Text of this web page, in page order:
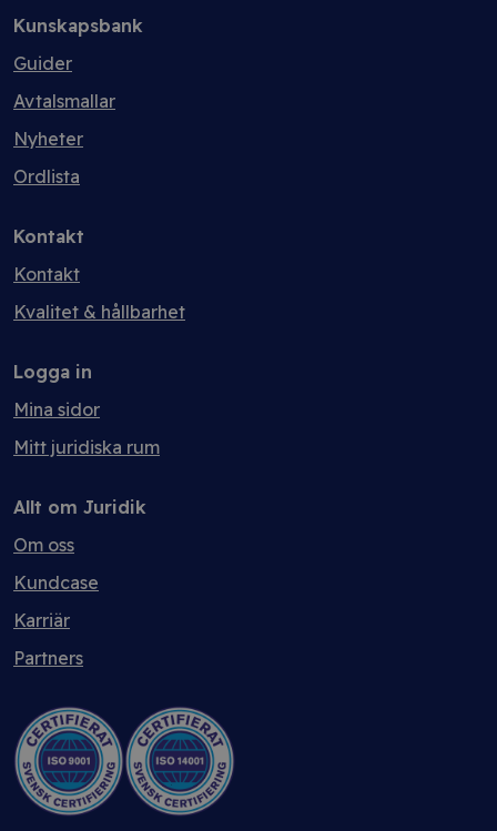
Kunskapsbank
Guider
Avtalsmallar
Nyheter
Ordlista
Kontakt
Kontakt
Kvalitet & hållbarhet
Logga in
Mina sidor
Mitt juridiska rum
Allt om Juridik
Om oss
Kundcase
Karriär
Partners